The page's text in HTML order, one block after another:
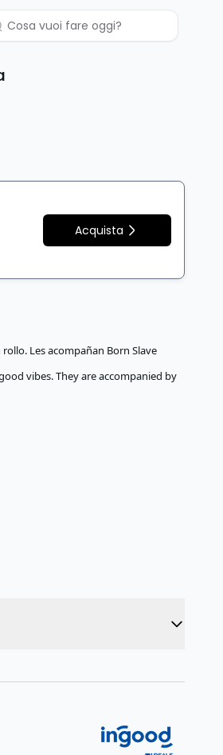
Acquista
Les acompañan Born Slave
vibes. They are accompanied by